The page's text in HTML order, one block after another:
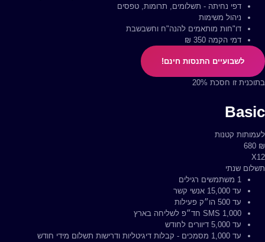
דפי נחיתה - תשלומים, תרומות, טפסים
ניהול משימות
דו"חות מותאמים להנה"ח וחשבשבת
דמי הקמה 350 ₪
לשבועיים התנסות חינם!
בתוכנית זו חסכת 20%
Basic
לעמותות קטנות
₪
680
X12
תשלום שנתי
1 משתמשים רגילים
עד 15,000 אנשי קשר
עד 500 הו״ק פעילות
1,000 SMS חד״פ לשליחה בארץ
עד 5,000 דיוורים לחודש
עד 1,000 מסמכים - קבלות דיגיטליות ודרישות תשלום מידי חודש
דפי נחיתה - תשלומים, תרומות, טפסים
פלטפורמת גיוס המונים ללא הגבלה
אוטומציות ודו״חות חכמים במייל וווצאפ
ניהול משימות
דו"חות מותאמים להנה"ח וחשבשבת
Premium
לעמותות שכבר בעניינים
₪
1600
3 משתמשים רגילים
2 משתמשי טלמרקטינג​
עד 25,000 אנשי קשר
עד 1,500 הו״ק פעילות
2,000 SMS חד״פ לשליחה בארץ ​
עד 10,000 דיוורים לחודש
עד 3,000 מסמכים - קבלות דיגיטליות ודרישות תשלום מידי חודש